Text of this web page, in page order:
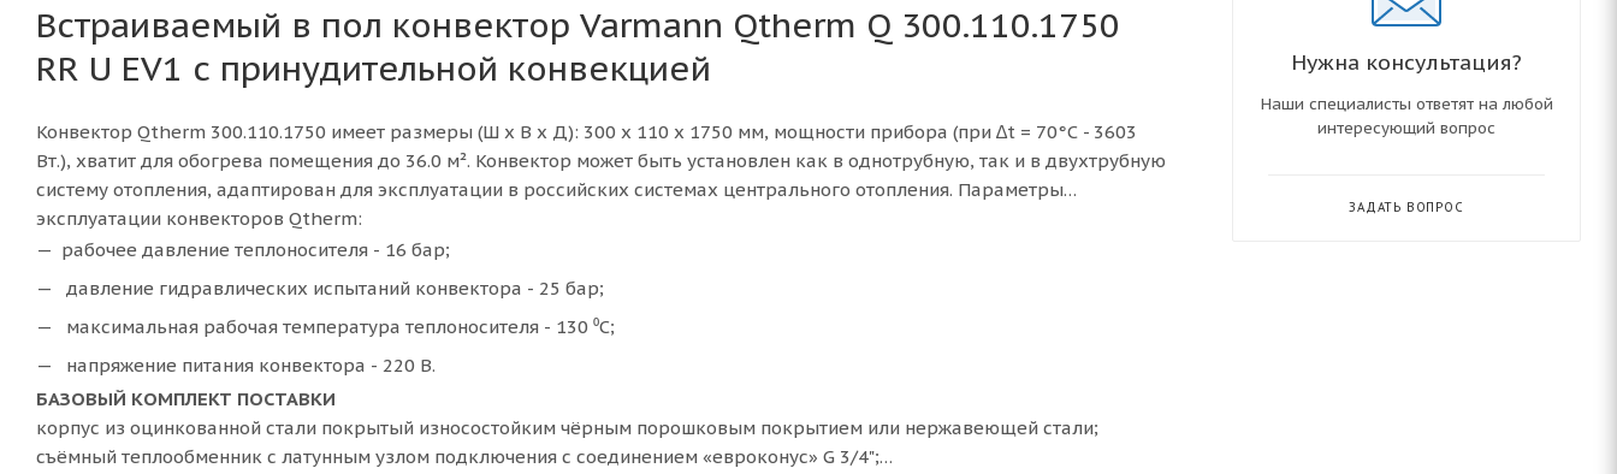
Встраиваемый в пол конвектор Varmann Qtherm Q 300.110.1750
RR U EV1 с принудительной конвекцией
Конвектор Qtherm 300.110.1750 имеет размеры (Ш x В x Д): 300 х 110 х 1750 мм, мощности прибора (при ∆t = 70°C - 3603
Вт.), хватит для обогрева помещения до 36.0 м². Конвектор может быть установлен как в однотрубную, так и в двухтрубную
систему отопления, адаптирован для эксплуатации в российских системах центрального отопления. Параметры
эксплуатации конвекторов Qtherm:
рабочее давление теплоносителя - 16 бар;
давление гидравлических испытаний конвектора - 25 бар;
максимальная рабочая температура теплоносителя - 130 ⁰C;
напряжение питания конвектора - 220 В.
БАЗОВЫЙ КОМПЛЕКТ ПОСТАВКИ
корпус из оцинкованной стали покрытый износостойким чёрным порошковым покрытием или нержавеющей стали;
съёмный теплообменник с латунным узлом подключения с соединением «евроконус» G 3/4";
Нужна консультация?
Наши специалисты ответят на любой
интересующий вопрос
ЗАДАТЬ ВОПРОС